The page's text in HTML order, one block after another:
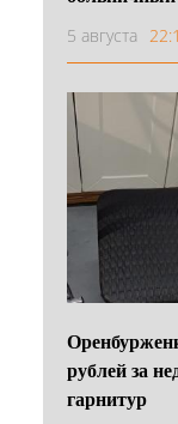
5 августа
рублей за
гарнитур